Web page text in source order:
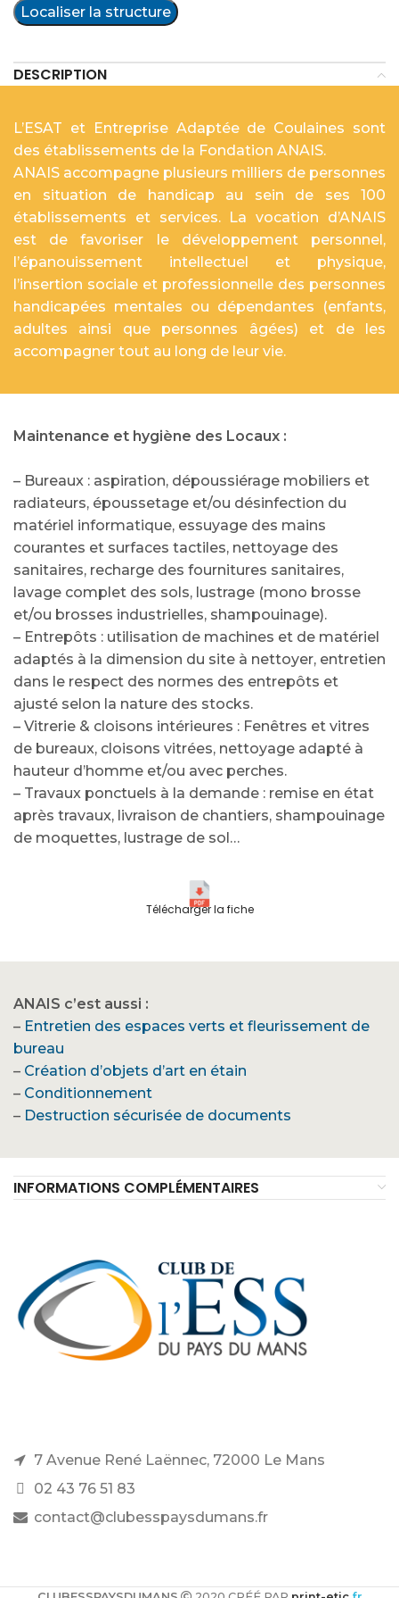
Localiser la structure
DESCRIPTION
L’ESAT et Entreprise Adaptée de Coulaines sont
des établissements de la Fondation ANAIS.
ANAIS accompagne plusieurs milliers de personnes
en situation de handicap au sein de ses 100
établissements et services. La vocation d’ANAIS
est de favoriser le développement personnel,
l’épanouissement intellectuel et physique,
l’insertion sociale et professionnelle des personnes
handicapées mentales ou dépendantes (enfants,
adultes ainsi que personnes âgées) et de les
accompagner tout au long de leur vie.
Maintenance et hygiène des Locaux :
– Bureaux : aspiration, dépoussiérage mobiliers et
radiateurs, époussetage et/ou désinfection du
matériel informatique, essuyage des mains
courantes et surfaces tactiles, nettoyage des
sanitaires, recharge des fournitures sanitaires,
lavage complet des sols, lustrage (mono brosse
et/ou brosses industrielles, shampouinage).
– Entrepôts : utilisation de machines et de matériel
adaptés à la dimension du site à nettoyer, entretien
dans le respect des normes des entrepôts et
ajusté selon la nature des stocks.
– Vitrerie & cloisons intérieures : Fenêtres et vitres
de bureaux, cloisons vitrées, nettoyage adapté à
hauteur d’homme et/ou avec perches.
– Travaux ponctuels à la demande : remise en état
après travaux, livraison de chantiers, shampouinage
de moquettes, lustrage de sol…
Télécharger la fiche
ANAIS c’est aussi :
– Entretien des espaces verts et fleurissement de
bureau
– Création d’objets d’art en étain
– Conditionnement
– Destruction sécurisée de documents
INFORMATIONS COMPLÉMENTAIRES
7 Avenue René Laënnec, 72000 Le Mans
02 43 76 51 83
contact@clubesspaysdumans.fr